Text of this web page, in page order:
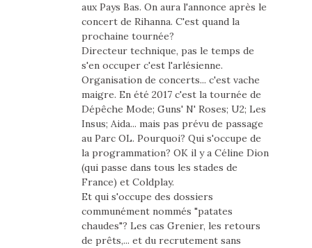
aux Pays Bas. On aura l'annonce après le
concert de Rihanna. C'est quand la
prochaine tournée?
Directeur technique, pas le temps de
s'en occuper c'est l'arlésienne.
Organisation de concerts... c'est vache
maigre. En été 2017 c'est la tournée de
Dépêche Mode; Guns' N' Roses; U2; Les
Insus; Aida... mais pas prévu de passage
au Parc OL. Pourquoi? Qui s'occupe de
la programmation? OK il y a Céline Dion
(qui passe dans tous les stades de
France) et Coldplay.
Et qui s'occupe des dossiers
communément nommés "patates
chaudes"? Les cas Grenier, les retours
de prêts,... et du recrutement sans